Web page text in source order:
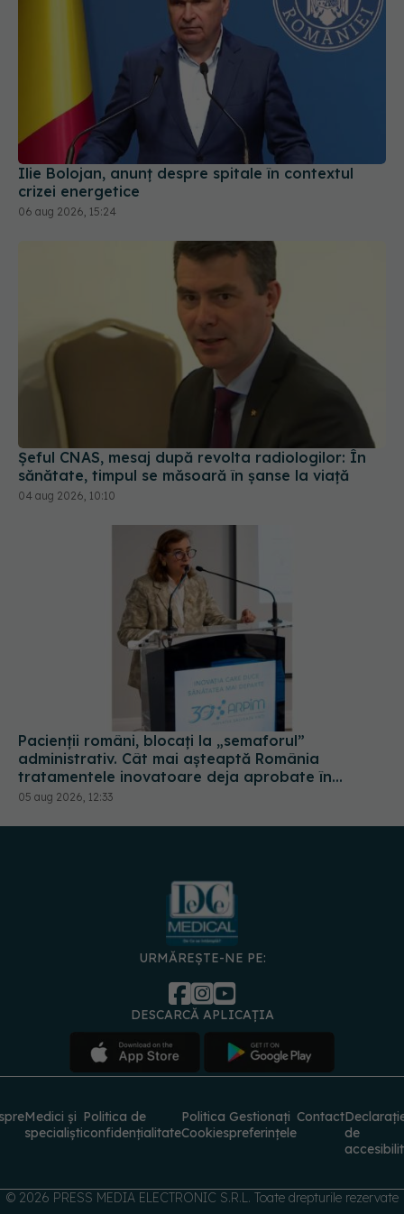
Ilie Bolojan, anunț despre spitale în contextul
crizei energetice
06 aug 2026, 15:24
Șeful CNAS, mesaj după revolta radiologilor: În
sănătate, timpul se măsoară în șanse la viață
04 aug 2026, 10:10
Pacienții români, blocați la „semaforul”
administrativ. Cât mai așteaptă România
tratamentele inovatoare deja aprobate în
Europa
05 aug 2026, 12:33
URMĂREȘTE-NE PE:
DESCARCĂ APLICAȚIA
Medici și
specialiști
Politica de
confidențialitate
Politica
Cookies
Gestionați
preferințele
Contact
de
© 2026 PRESS MEDIA ELECTRONIC S.R.L. Toate drepturile rezervate